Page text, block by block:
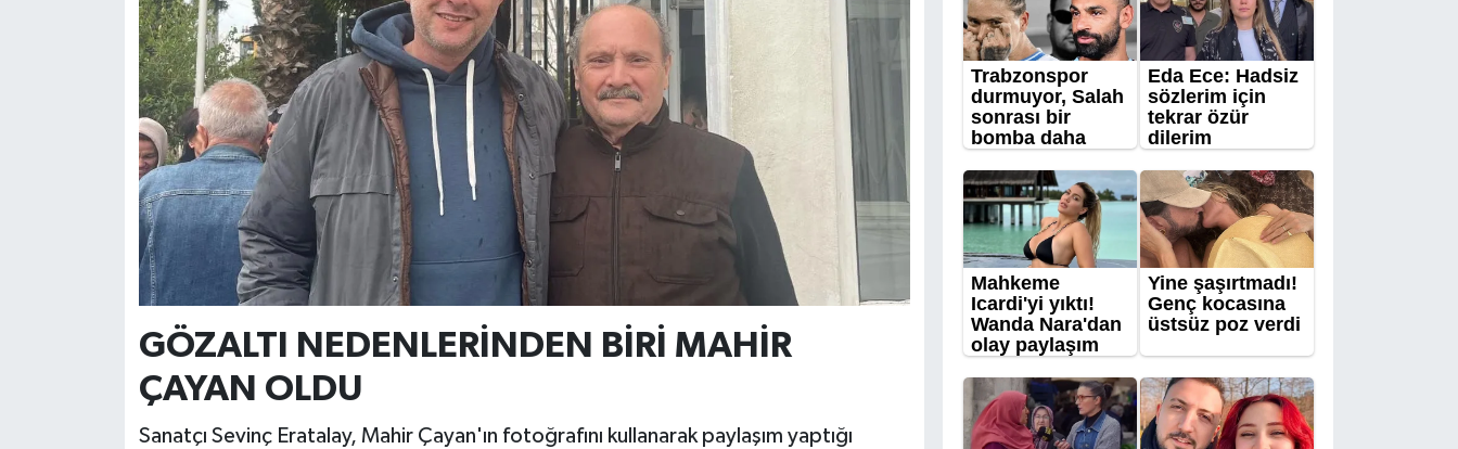
GÖZALTI NEDENLERİNDEN BİRİ MAHİR
ÇAYAN OLDU
Sanatçı Sevinç Eratalay, Mahir Çayan'ın fotoğrafını kullanarak paylaşım yaptığı